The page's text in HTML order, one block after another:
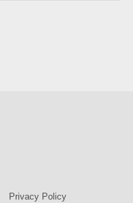
Privacy Policy